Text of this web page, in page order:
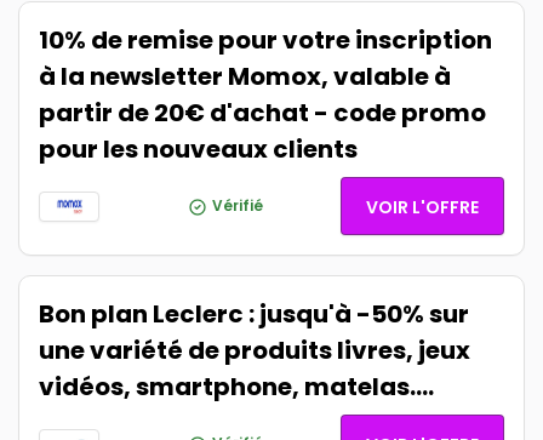
10% de remise pour votre inscription
à la newsletter Momox, valable à
partir de 20€ d'achat - code promo
pour les nouveaux clients
Vérifié VOIR L'OFFRE
Bon plan Leclerc : jusqu'à -50% sur
une variété de produits livres, jeux
vidéos, smartphone, matelas....